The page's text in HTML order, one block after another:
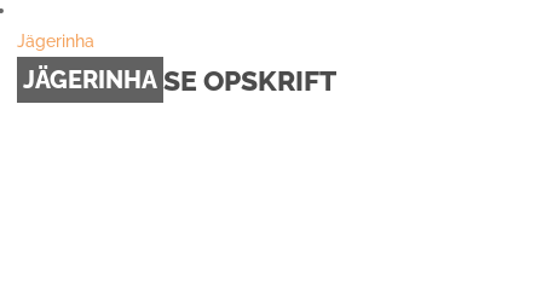
Jägerinha
JÄGERINHA SE OPSKRIFT